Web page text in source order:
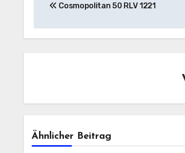
Cosmopolitan 50 RLV 1221
Ähnlicher Beitrag